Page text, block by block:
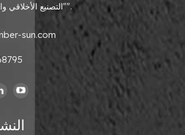
"التصنيع الأخلاقي والجودة غير المساومة".
sun.com